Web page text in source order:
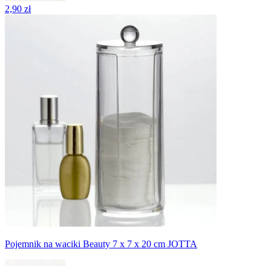
2,90 zł
Pojemnik na waciki Beauty 7 x 7 x 20 cm JOTTA